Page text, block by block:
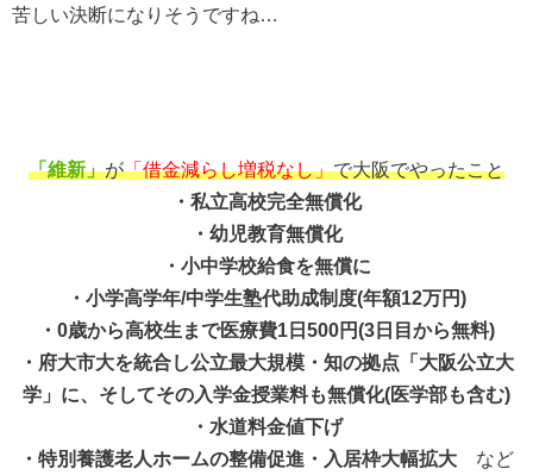
苦しい決断になりそうですね…
「維新」が「借金減らし増税なし」で大阪でやったこと
・私立高校完全無償化
・幼児教育無償化
・小中学校給食を無償に
・小学高学年/中学生塾代助成制度(年額12万円)
・0歳から高校生まで医療費1日500円(3日目から無料)
・府大市大を統合し公立最大規模・知の拠点「大阪公立大
学」に、そしてその入学金授業料も無償化(医学部も含む)
・水道料金値下げ
・特別養護老人ホームの整備促進・入居枠大幅拡大 など